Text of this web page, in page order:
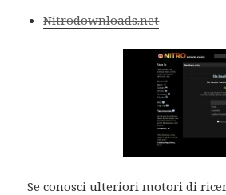
Nitrodownloads.net
Se conosci ulteriori motori di